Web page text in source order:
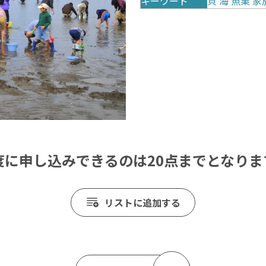
申し込みできるのは20点までとなりま
リストに追加する